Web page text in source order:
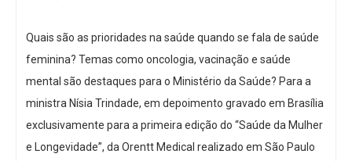
Quais são as prioridades na saúde quando se fala de saúde
feminina? Temas como oncologia, vacinação e saúde
mental são destaques para o Ministério da Saúde? Para a
ministra Nísia Trindade, em depoimento gravado em Brasília
exclusivamente para a primeira edição do “Saúde da Mulher
e Longevidade”, da Orentt Medical realizado em São Paulo